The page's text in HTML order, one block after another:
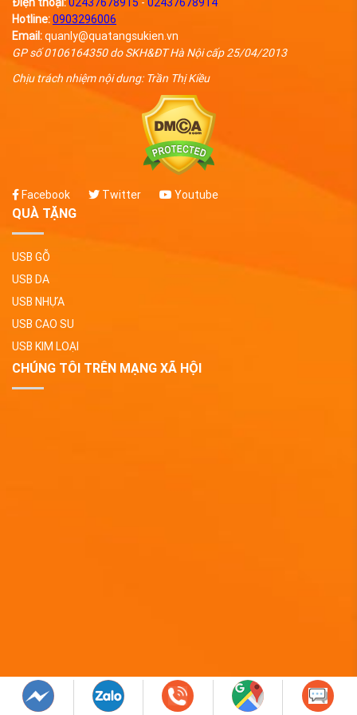
Hotline:0903296006
Email:quanly@quatangsukien.vn
GP số 0106164350 do SKH&ĐT Hà Nội cấp 25/04/2013
Chịu trách nhiệm nội dung: Trần Thị Kiều
Facebook Twitter Youtube
QUÀ TẶNG
USB GỖ
USB DA
USB NHỰA
USB CAO SU
USB KIM LOẠI
CHÚNG TÔI TRÊN MẠNG XÃ HỘI
Copyright 2019 © QUÀ TẶNG DOANH NGHIỆP EPVINA